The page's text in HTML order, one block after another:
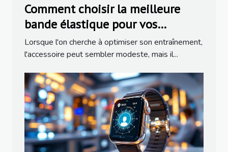
Comment choisir la meilleure
bande élastique pour vos
activités sportives
Lorsque l'on cherche à optimiser son entraînement,
l'accessoire peut sembler modeste, mais il...